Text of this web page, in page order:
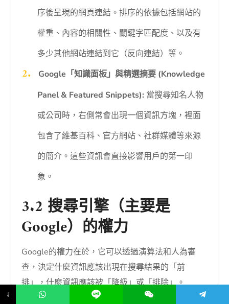
序後呈現的網頁連結。排序的依據包括網站的
權重、內容的相關性、關鍵字匹配度、以及有
多少其他網站連結到它（反向連結）等。
Google「知識面板」與精選摘要 (Knowledge
Panel & Featured Snippets): 當搜尋知名人物
或公司時，右側常會出現一個資訊方塊，裡面
包含了維基百科、官方網站、社群媒體等來源
的簡介。這些資訊會直接影響用戶的第一印
象。
3.2 搜尋引擎（主要是
Google）的權力
Google的權力在於，它可以透過演算法和人為審
查，決定什麼資訊應該出現在搜尋結果的「前
排」，什麼資訊應該被「降級」或「排除」。
↓